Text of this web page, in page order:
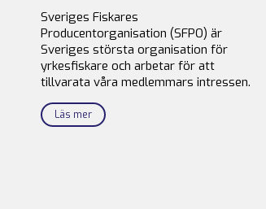
Sveriges Fiskares
Producentorganisation (SFPO) är
Sveriges största organisation för
yrkesfiskare och arbetar för att
tillvarata våra medlemmars intressen.
Läs mer